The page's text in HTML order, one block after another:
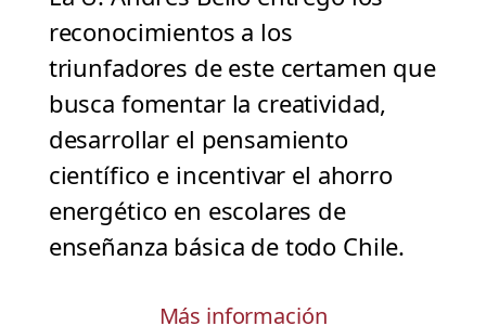
reconocimientos a los
triunfadores de este certamen que
busca fomentar la creatividad,
desarrollar el pensamiento
científico e incentivar el ahorro
energético en escolares de
enseñanza básica de todo Chile.
Más información